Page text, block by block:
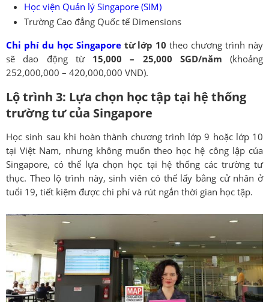
Học viện Quản lý Singapore (SIM)
Trường Cao đẳng Quốc tế Dimensions
Chi phí du học Singaporetừ lớp 10 theo chương trình này
sẽ dao động từ 15,000 – 25,000 SGD/năm (khoảng
252,000,000 – 420,000,000 VND).
Lộ trình 3: Lựa chọn học tập tại hệ thống
trường tư của Singapore
Học sinh sau khi hoàn thành chương trình lớp 9 hoặc lớp 10
tại Việt Nam, nhưng không muốn theo học hệ công lập của
Singapore, có thể lựa chọn học tại hệ thống các trường tư
thục. Theo lộ trình này, sinh viên có thể lấy bằng cử nhân ở
tuổi 19, tiết kiệm được chi phí và rút ngắn thời gian học tập.